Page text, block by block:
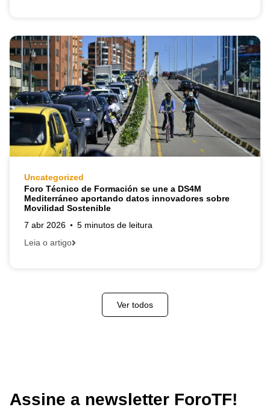
Uncategorized
Foro Técnico de Formación se une a DS4M
Mediterráneo aportando datos innovadores sobre
Movilidad Sostenible
7 abr 2026
5 minutos de leitura
Leia o artigo
Ver todos
Assine a newsletter ForoTF!